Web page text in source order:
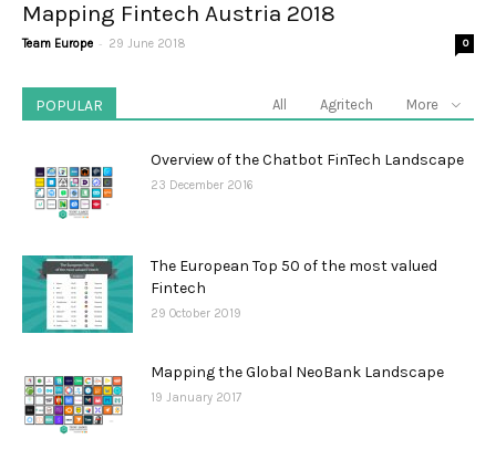
Mapping Fintech Austria 2018
Team Europe - 29 June 2018 0
POPULAR All Agritech More
Overview of the Chatbot FinTech Landscape
23 December 2016
The European Top 50 of the most valued
Fintech
29 October 2019
Mapping the Global NeoBank Landscape
19 January 2017